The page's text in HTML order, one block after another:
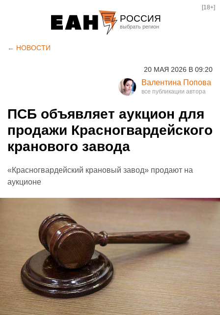
РОССИЯ
Курган
Оренбург
[18+]
← НОВОСТИ
20 МАЯ 2026 В 09:20
Валентина Попова
ПСБ объявляет аукцион для
продажи Красногвардейского
кранового завода
«Красногвардейский крановый завод» продают на
аукционе